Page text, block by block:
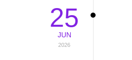
25
JUN
2026